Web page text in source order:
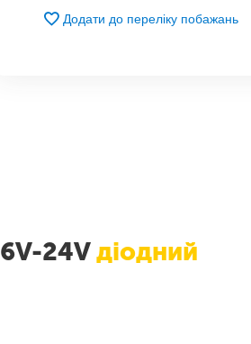
Додати до переліку побажань
6V-24Vдіодний